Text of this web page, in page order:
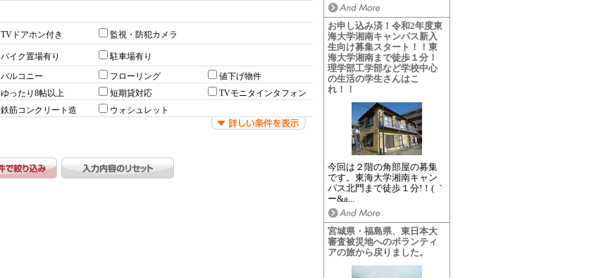
お申し込み済！令和2年度東
海大学湘南キャンパス新入
生向け募集スタート！！東
海大学湘南まで徒歩１分！
理学部工学部など学校中心
の生活の学生さんはこ
れ！！
今回は２階の角部屋の募集
です。東海大学湘南キャン
パス北門まで徒歩１分!！( ｀
ー&a...
宮城県・福島県、東日本大
審査被災地へのボランティ
アの旅から戻りました。
TVドアホン付き 監視・防犯カメラ
バイク置場有り 駐車場有り
バルコニー フローリング
値下げ物件
ゆったり8帖以上 短期貸対応
TVモニタインタフォン
鉄筋コンクリート造 ウォシュレット